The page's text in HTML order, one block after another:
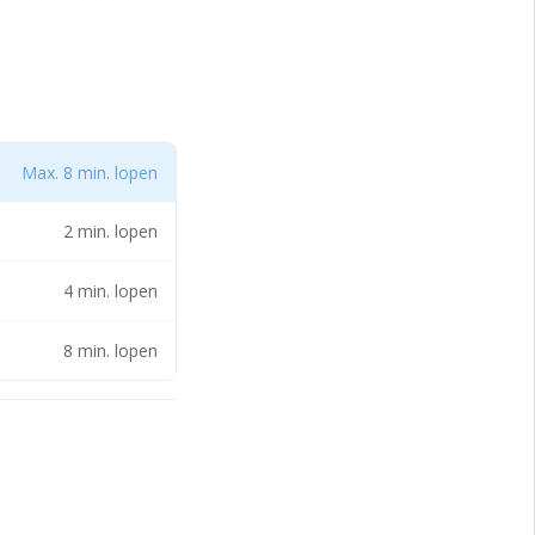
nader
Max. 8 min. lopen
2 min. lopen
4 min. lopen
8 min. lopen